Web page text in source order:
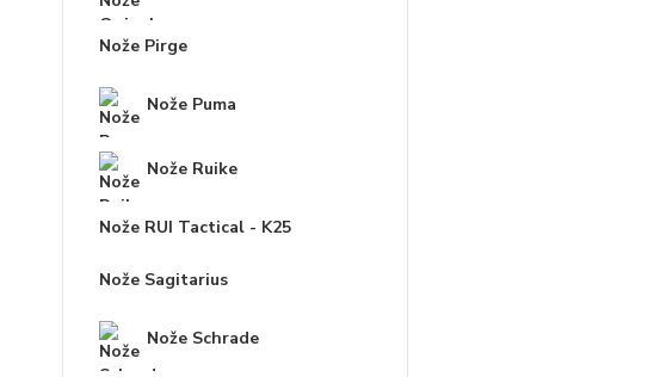
Nože Pirge
Nože Puma
Nože Ruike
Nože RUI Tactical - K25
Nože Sagitarius
Nože Schrade